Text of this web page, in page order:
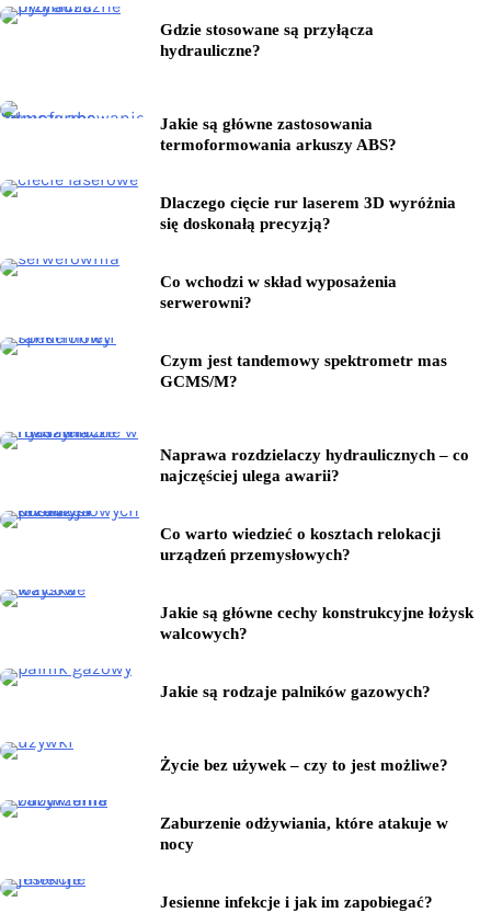
Gdzie stosowane są przyłącza
hydrauliczne?
Jakie są główne zastosowania
termoformowania arkuszy ABS?
Dlaczego cięcie rur laserem 3D wyróżnia
się doskonałą precyzją?
Co wchodzi w skład wyposażenia
serwerowni?
Czym jest tandemowy spektrometr mas
GCMS/M?
Naprawa rozdzielaczy hydraulicznych – co
najczęściej ulega awarii?
Co warto wiedzieć o kosztach relokacji
urządzeń przemysłowych?
Jakie są główne cechy konstrukcyjne łożysk
walcowych?
Jakie są rodzaje palników gazowych?
Życie bez używek – czy to jest możliwe?
Zaburzenie odżywiania, które atakuje w
nocy
Jesienne infekcje i jak im zapobiegać?